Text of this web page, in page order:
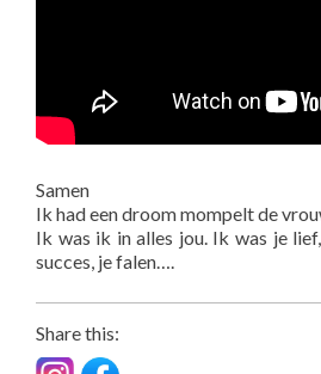
Samen
Ik had een droom mompelt de
Ik was ik in alles jou. Ik was je
succes, je falen….
Share this: